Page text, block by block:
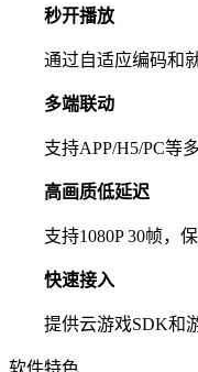
秒开播放
通过自适应编码和就
多端联动
支持APP/H5/PC等多
高画质低延迟
支持1080P 30帧，保
快速接入
提供云游戏SDK和游
软件特色